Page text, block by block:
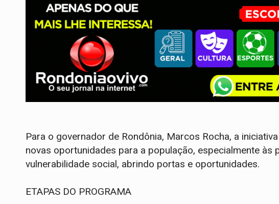
Para o governador de Rondônia, Marcos Rocha, a
novas oportunidades para a população, especialmente às
vulnerabilidade social, abrindo portas e oportunidades.
ETAPAS DO PROGRAMA